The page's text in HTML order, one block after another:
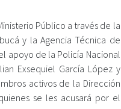
Público a través de la
y la Agencia Técnica de
apoyo de la Policía Nacional
Exsequiel García López y
activos de la Dirección
se les acusará por el